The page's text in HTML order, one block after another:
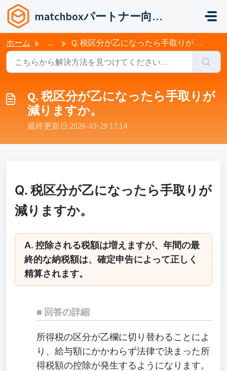
メインコンテンツに移動
matchboxパートナー向けヘルプ
ホーム ... Q. 税区分が乙になったら手取りが減りますか。
Q. 税区分が乙になったら手取りが
減りますか。
最終更新日:2026-03-29 17:14:57 +0900
Q. 税区分が乙になったら手取りが
減りますか。
A. 控除される税額は増えますが、年間の最
終的な納税額は、確定申告によって正しく
精算されます。
回答の詳細
所得税の区分が乙欄に切り替わることによ
り、給与額にかかわらず法律で決まった所
得税額の控除が発生するようになります。